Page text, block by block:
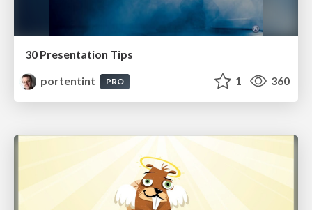
30 Presentation Tips
portentint
PRO 1 360